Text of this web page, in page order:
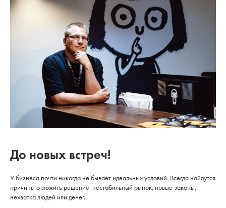
До новых встреч!
У бизнеса почти никогда не бывает идеальных условий. Всегда найдутся
причины отложить решение: нестабильный рынок, новые законы,
нехватка людей или денег.